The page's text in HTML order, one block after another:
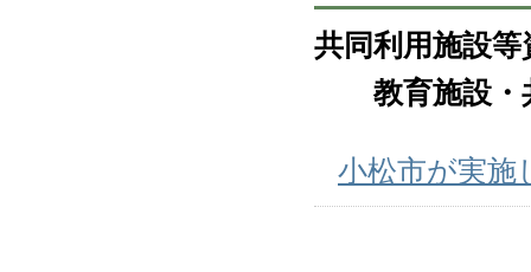
共同利用施設
教育施設・
小松市が実